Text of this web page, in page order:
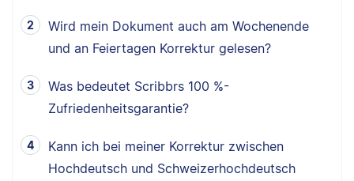
Wird mein Dokument auch am Wochenende
und an Feiertagen Korrektur gelesen?
Was bedeutet Scribbrs 100 %-
Zufriedenheitsgarantie?
Kann ich bei meiner Korrektur zwischen
Hochdeutsch und Schweizerhochdeutsch